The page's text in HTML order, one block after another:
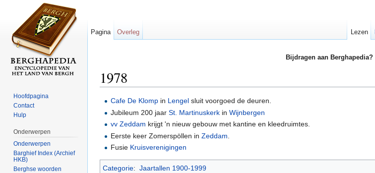
Bijdragen aan Berghapedia?
1978
Cafe De Klomp in Lengel sluit voorgoed de deuren.
Jubileum 200 jaarSt. Martinuskerk inWijnbergen
vv Zeddam krijgt 'n nieuw gebouw met kantine en kleedruimtes.
Eerste keer Zomerspöllen inZeddam
Fusie Kruisverenigingen
Categorie: Jaartallen 1900-1999
Pagina Overleg Lezen
Hoofdpagina
Contact
Hulp
Onderwerpen
Onderwerpen
Barghief Index (Archief
HKB)
Berghse woorden